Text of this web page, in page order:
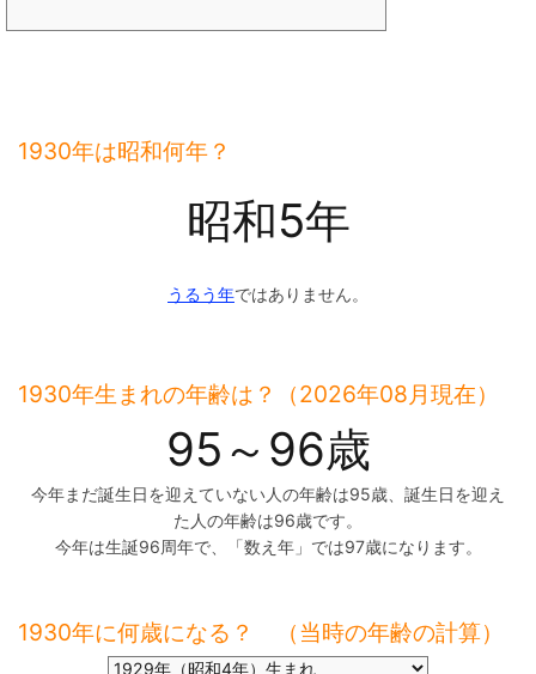
1930年は昭和何年？
昭和5年
うるう年ではありません。
1930年生まれの年齢は？（2026年08月現在）
95～96歳
今年まだ誕生日を迎えていない人の年齢は95歳、誕生日を迎え
た人の年齢は96歳です。
今年は生誕96周年で、「数え年」では97歳になります。
1930年に何歳になる？ （当時の年齢の計算）